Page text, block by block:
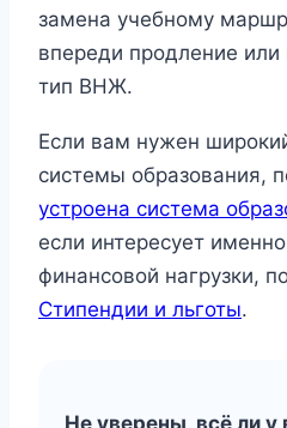
замена учебному
впереди продление или
тип ВНЖ.
Если вам нужен
системы образования,
устроена система
если интересует
финансовой нагрузки,
Стипендии и льготы.